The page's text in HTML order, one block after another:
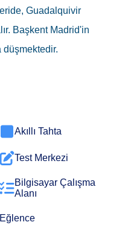
Guadalquivir
Başkent Madrid'in
düşmektedir.
Akıllı Tahta
Test Merkezi
Bilgisayar Çalışma
Alanı
Eğlence